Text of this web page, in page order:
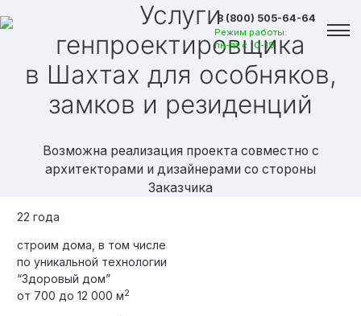
8 (800) 505-64-64
Режим работы:
пн-пт с 10-19
Услуги
генпроектировщика
в Шахтах для особняков,
замков и резиденций
Возможна реализация проекта совместно с
архитекторами и дизайнерами со стороны
Заказчика
22 года
строим дома, в том числе
по уникальной технологии
“Здоровый дом”
от 700 до 12 000 м2